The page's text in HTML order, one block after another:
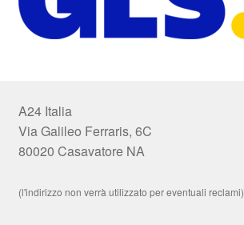
A24 Italia
Via Galileo Ferraris, 6C
80020 Casavatore NA
(l'indirizzo non verrà utilizzato per eventuali reclami)